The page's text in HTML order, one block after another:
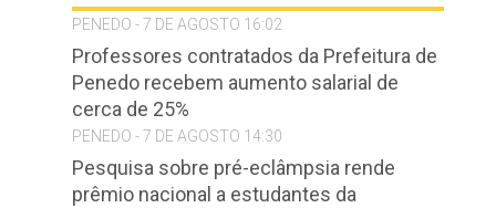
PENEDO - 7 DE AGOSTO 16:02
Professores contratados da Prefeitura de
Penedo recebem aumento salarial de
cerca de 25%
PENEDO - 7 DE AGOSTO 14:30
Pesquisa sobre pré-eclâmpsia rende
prêmio nacional a estudantes da